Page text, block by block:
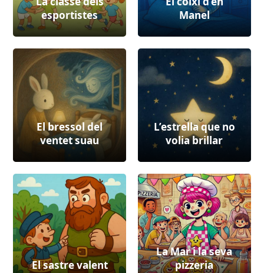
esportistes
Manel
El bressol del
ventet suau
L’estrella que no
volia brillar
El sastre valent
La Mar i la seva
pizzeria